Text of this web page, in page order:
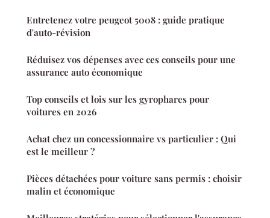
Entretenez votre peugeot 5008 : guide pratique
d'auto-révision
Réduisez vos dépenses avec ces conseils pour une
assurance auto économique
Top conseils et lois sur les gyrophares pour
voitures en 2026
Achat chez un concessionnaire vs particulier : Qui
est le meilleur ?
Pièces détachées pour voiture sans permis : choisir
malin et économique